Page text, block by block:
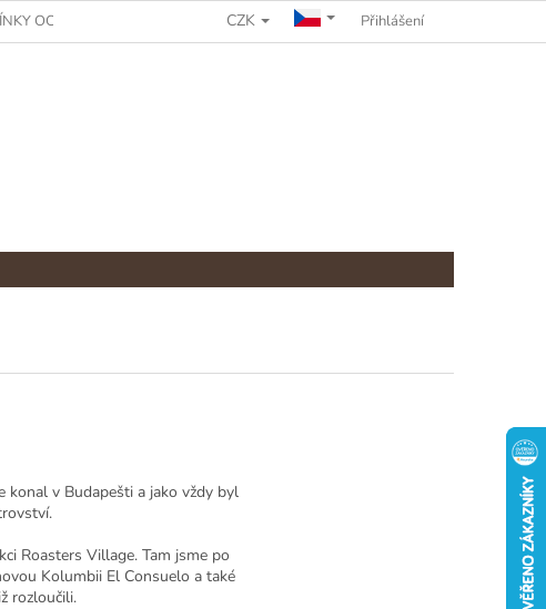
OCHRANY OSOBNÍCH ÚDAJŮ REKLAMAČNÍ ŘÁD
CZK Přihlášení
konal v Budapešti a jako vždy byl
Roasters Village. Tam jsme po
Kolumbii El Consuelo a také
rozloučili.